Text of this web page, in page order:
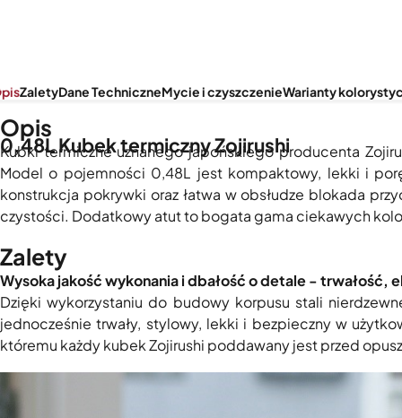
0,48L Kubek termiczny Zojirushi
ZaletyDane TechniczneMycie i czyszczenieWarianty
Opis
Kubki termiczne uznanego japońskiego producenta
Model o pojemności 0,48L jest kompaktowy, lekki i
konstrukcja pokrywki oraz łatwa w obsłudze blokada
czystości. Dodatkowy atut to bogata gama ciekawych
Zalety
Wysoka jakość wykonania i dbałość o detale - trwałość,
Dzięki wykorzystaniu do budowy korpusu stali
jednocześnie trwały, stylowy, lekki i bezpieczny w
któremu każdy kubek Zojirushi poddawany jest przed